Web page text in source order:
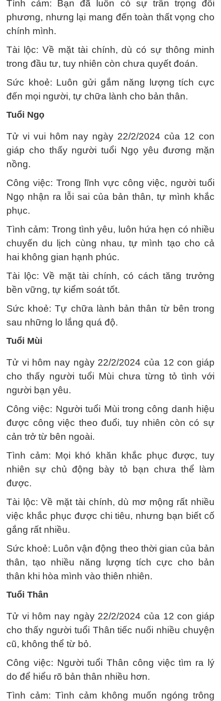
Tình cảm: Bạn đã luôn có sự trân trọng đối
phương, nhưng lại mang đến toàn thất vọng cho
chính mình.
Tài lộc: Về mặt tài chính, dù có sự thông minh
trong đầu tư, tuy nhiên còn chưa quyết đoán.
Sức khoẻ: Luôn gửi gắm năng lượng tích cực
đến mọi người, tự chữa lành cho bản thân.
Tuổi Ngọ
Tử vi vui hôm nay ngày 22/2/2024 của 12 con
giáp cho thấy người tuổi Ngọ yêu đương mặn
nồng.
Công việc: Trong lĩnh vực công việc, người tuổi
Ngọ nhận ra lỗi sai của bản thân, tự mình khắc
phục.
Tình cảm: Trong tình yêu, luôn hứa hẹn có nhiều
chuyến du lịch cùng nhau, tự mình tạo cho cả
hai không gian hạnh phúc.
Tài lộc: Về mặt tài chính, có cách tăng trưởng
bền vững, tự kiểm soát tốt.
Sức khoẻ: Tự chữa lành bản thân từ bên trong
sau những lo lắng quá độ.
Tuổi Mùi
Tử vi hôm nay ngày 22/2/2024 của 12 con giáp
cho thấy người tuổi Mùi chưa từng tỏ tình với
người bạn yêu.
Công việc: Người tuổi Mùi trong công danh hiệu
được công việc theo đuổi, tuy nhiên còn có sự
cản trở từ bên ngoài.
Tình cảm: Mọi khó khăn khắc phục được, tuy
nhiên sự chủ động bày tỏ bạn chưa thể làm
được.
Tài lộc: Về mặt tài chính, dù mơ mộng rất nhiều
việc khắc phục được chi tiêu, nhưng bạn biết cố
gắng rất nhiều.
Sức khoẻ: Luôn vận động theo thời gian của bản
thân, tạo nhiều năng lượng tích cực cho bản
thân khi hòa mình vào thiên nhiên.
Tuổi Thân
Tử vi hôm nay ngày 22/2/2024 của 12 con giáp
cho thấy người tuổi Thân tiếc nuối nhiều chuyện
cũ, không thể từ bỏ.
Công việc: Người tuổi Thân công việc tìm ra lý
do để hiểu rõ bản thân nhiều hơn.
Tình cảm: Tình cảm không muốn ngóng trông